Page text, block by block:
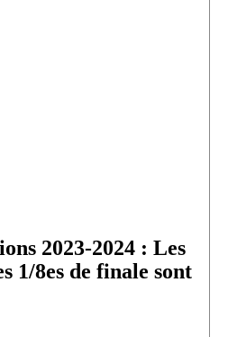
2023-2024 : Les
1/8es de finale sont